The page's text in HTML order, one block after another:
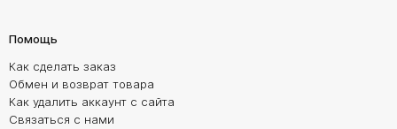
Помощь
Как сделать заказ
Обмен и возврат товара
Как удалить аккаунт с сайта
Связаться с нами